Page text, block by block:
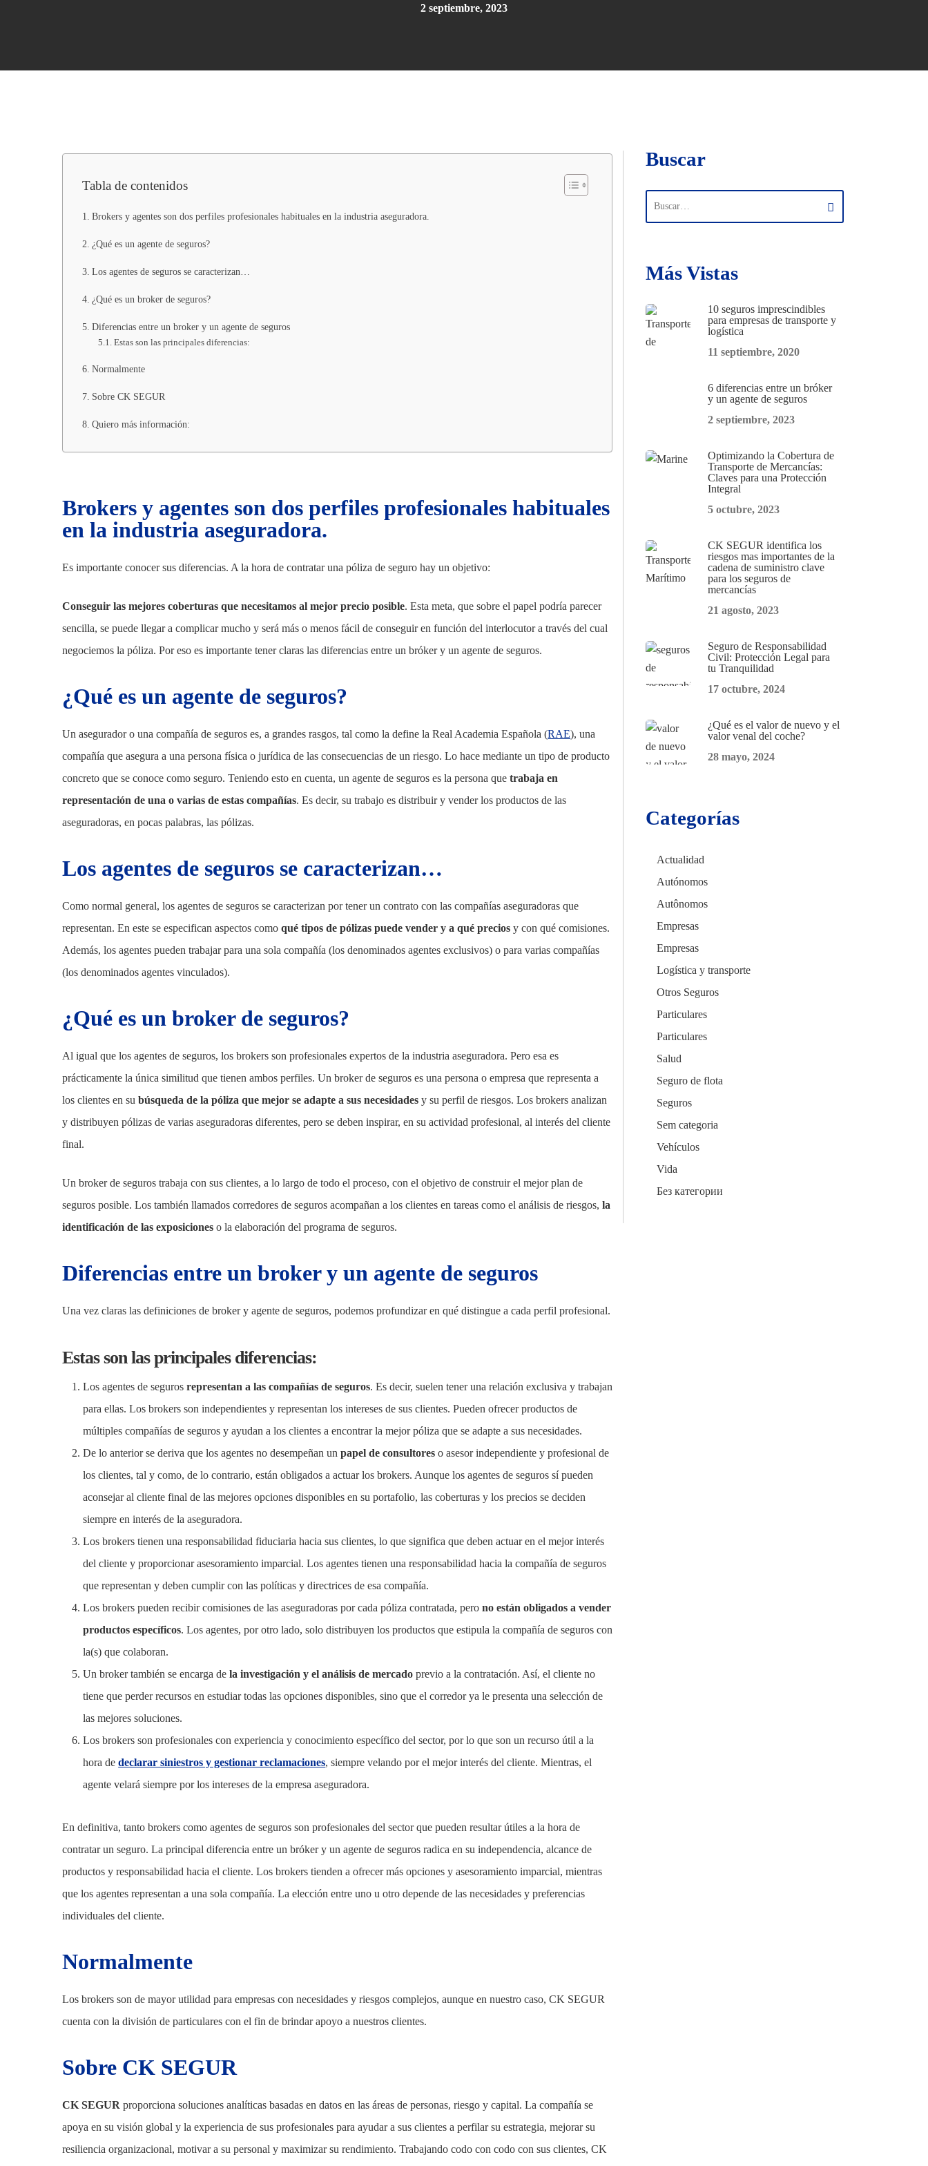
2 septiembre, 2023
Tabla de contenidos
Brokers y agentes son dos perfiles profesionales habituales en la industria aseguradora.
¿Qué es un agente de seguros?
Los agentes de seguros se caracterizan…
¿Qué es un broker de seguros?
Diferencias entre un broker y un agente de seguros
Estas son las principales diferencias:
Normalmente
Sobre CK SEGUR
Quiero más información:
Brokers y agentes son dos perfiles profesionales habituales
en la industria aseguradora.
Es importante conocer sus diferencias. A la hora de contratar una póliza de seguro hay un objetivo:
Conseguir las mejores coberturas que necesitamos al mejor precio posible. Esta meta, que sobre el papel podría parecer
sencilla, se puede llegar a complicar mucho y será más o menos fácil de conseguir en función del interlocutor a través del cual
negociemos la póliza. Por eso es importante tener claras las diferencias entre un bróker y un agente de seguros.
¿Qué es un agente de seguros?
Un asegurador o una compañía de seguros es, a grandes rasgos, tal como la define la Real Academia Española (RAE), una
compañía que asegura a una persona física o jurídica de las consecuencias de un riesgo. Lo hace mediante un tipo de producto
concreto que se conoce como seguro. Teniendo esto en cuenta, un agente de seguros es la persona que trabaja en
representación de una o varias de estas compañías. Es decir, su trabajo es distribuir y vender los productos de las
aseguradoras, en pocas palabras, las pólizas.
Los agentes de seguros se caracterizan…
Como normal general, los agentes de seguros se caracterizan por tener un contrato con las compañías aseguradoras que
representan. En este se especifican aspectos comoqué tipos de pólizas puede vender y a qué precios y con qué comisiones.
Además, los agentes pueden trabajar para una sola compañía (los denominados agentes exclusivos) o para varias compañías
(los denominados agentes vinculados).
¿Qué es un broker de seguros?
Al igual que los agentes de seguros, los brokers son profesionales expertos de la industria aseguradora. Pero esa es
prácticamente la única similitud que tienen ambos perfiles. Un broker de seguros es una persona o empresa que representa a
los clientes en subúsqueda de la póliza que mejor se adapte a sus necesidades y su perfil de riesgos. Los brokers analizan
y distribuyen pólizas de varias aseguradoras diferentes, pero se deben inspirar, en su actividad profesional, al interés del cliente
final.
Un broker de seguros trabaja con sus clientes, a lo largo de todo el proceso, con el objetivo de construir el mejor plan de
seguros posible. Los también llamados corredores de seguros acompañan a los clientes en tareas como el análisis de riesgos,la
identificación de las exposiciones o la elaboración del programa de seguros.
Diferencias entre un broker y un agente de seguros
Una vez claras las definiciones de broker y agente de seguros, podemos profundizar en qué distingue a cada perfil profesional.
Estas son lasprincipales diferencias:
Los agentes de segurosrepresentan a las compañías de seguros. Es decir, suelen tener una relación exclusiva y trabajan
para ellas. Los brokers son independientes y representan los intereses de sus clientes. Pueden ofrecer productos de
múltiples compañías de seguros y ayudan a los clientes a encontrar la mejor póliza que se adapte a sus necesidades.
De lo anterior se deriva que los agentes no desempeñan unpapel de consultores o asesor independiente y profesional de
los clientes, tal y como, de lo contrario, están obligados a actuar los brokers. Aunque los agentes de seguros sí pueden
aconsejar al cliente final de las mejores opciones disponibles en su portafolio, las coberturas y los precios se deciden
siempre en interés de la aseguradora.
Los brokers tienen una responsabilidad fiduciaria hacia sus clientes, lo que significa que deben actuar en el mejor interés
del cliente y proporcionar asesoramiento imparcial. Los agentes tienen una responsabilidad hacia la compañía de seguros
que representan y deben cumplir con las políticas y directrices de esa compañía.
Los brokers pueden recibir comisiones de las aseguradoras por cada póliza contratada, perono están obligados a vender
productos específicos. Los agentes, por otro lado, solo distribuyen los productos que estipula la compañía de seguros con
la(s) que colaboran.
Un broker también se encarga dela investigación y el análisis de mercado previo a la contratación. Así, el cliente no
tiene que perder recursos en estudiar todas las opciones disponibles, sino que el corredor ya le presenta una selección de
las mejores soluciones.
Los brokers son profesionales con experiencia y conocimiento específico del sector, por lo que son un recurso útil a la
hora dedeclarar siniestros y gestionar reclamaciones, siempre velando por el mejor interés del cliente. Mientras, el
agente velará siempre por los intereses de la empresa aseguradora.
En definitiva, tanto brokers como agentes de seguros son profesionales del sector que pueden resultar útiles a la hora de
contratar un seguro. La principal diferencia entre un bróker y un agente de seguros radica en su independencia, alcance de
productos y responsabilidad hacia el cliente. Los brokers tienden a ofrecer más opciones y asesoramiento imparcial, mientras
que los agentes representan a una sola compañía. La elección entre uno u otro depende de las necesidades y preferencias
individuales del cliente.
Normalmente
Los brokers son de mayor utilidad para empresas con necesidades y riesgos complejos, aunque en nuestro caso, CK SEGUR
cuenta con la división de particulares con el fin de brindar apoyo a nuestros clientes.
Sobre CK SEGUR
CK SEGUR proporciona soluciones analíticas basadas en datos en las áreas de personas, riesgo y capital. La compañía se
apoya en su visión global y la experiencia de sus profesionales para ayudar a sus clientes a perfilar su estrategia, mejorar su
resiliencia organizacional, motivar a su personal y maximizar su rendimiento. Trabajando codo con codo con sus clientes, CK
Buscar
Más Vistas
10 seguros imprescindibles
para empresas de transporte y
logística
11 septiembre, 2020
6 diferencias entre un bróker
y un agente de seguros
2 septiembre, 2023
Optimizando la Cobertura de
Transporte de Mercancías:
Claves para una Protección
Integral
5 octubre, 2023
CK SEGUR identifica los
riesgos mas importantes de la
cadena de suministro clave
para los seguros de
mercancías
21 agosto, 2023
Seguro de Responsabilidad
Civil: Protección Legal para
tu Tranquilidad
17 octubre, 2024
¿Qué es el valor de nuevo y el
valor venal del coche?
28 mayo, 2024
Categorías
Actualidad
Autónomos
Autônomos
Empresas
Empresas
Logística y transporte
Otros Seguros
Particulares
Particulares
Salud
Seguro de flota
Seguros
Sem categoria
Vehículos
Vida
Без категории